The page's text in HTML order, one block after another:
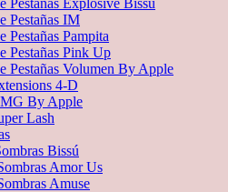
Pestañas Explosive Bissú
Pestañas IM
Pestañas Pampita
Pestañas Pink Up
Pestañas Volumen By Apple
4-D
By Apple
Lash
Bissú
Amor Us
Amuse